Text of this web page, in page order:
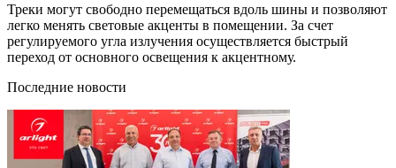
Треки могут свободно перемещаться вдоль шины и позволяют
легко менять световые акценты в помещении. За счет
регулируемого угла излучения осуществляется быстрый
переход от основного освещения к акцентному.
Последние новости